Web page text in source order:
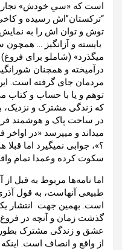
است که «سیِ خودش»
“ترکستان”اش رسیده و
توش و توان اش را به
بایسته و آزانگیز …
میگذرد» (شاملو برای
درآمیخته و همچنان
مردمان جای گرفته است.
توهم و یا با حساب و کتاب
که زندگی مشترک و نزدیک،
در ساحت پاک و هوشمند
میداند و میپرسد «در
؟»، جوابی نمیگیرد اما قبلا
سکوت کرده وعمدا تمام
اما نامه‌ها مربوط به قبل
طبیعی آنهاست، به قول
است. بهمین جهت انتشار
گذشت زمان و آنچه در فروغ
عشق و زندگی مشترک بطور
از واقع و انصاف است.